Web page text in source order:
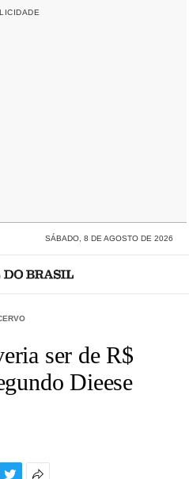
SÁBADO, 8 DE AGOSTO DE 2026
ser de R$
Dieese